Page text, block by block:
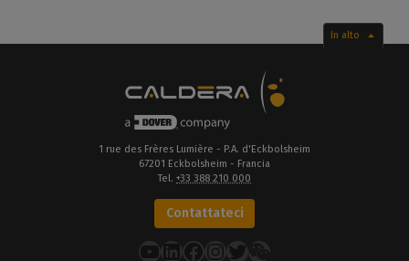
In alto
1 rue des Frères Lumière - P.A. d'Eckbolsheim
67201 Eckbolsheim - Francia
Tel. +33 388 210 000
Contattateci
YouTube
LinkedIn
Facebook
Instagram
Twitter